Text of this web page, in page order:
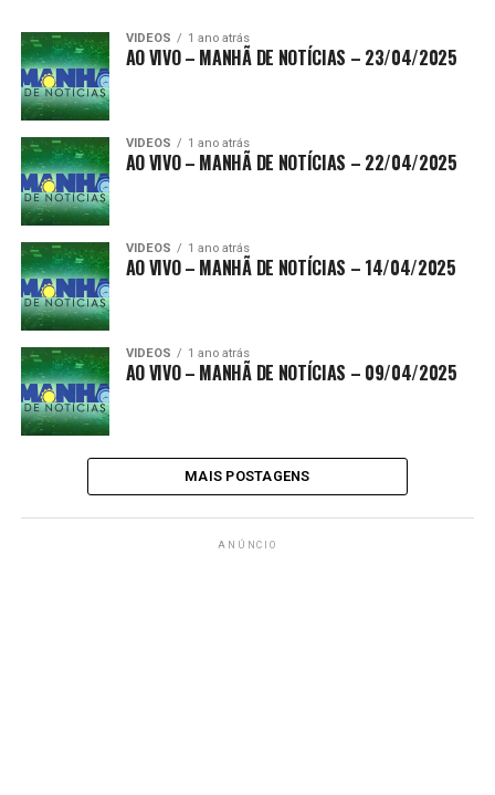
VIDEOS 1 ano atrás
AO VIVO – MANHÃ DE NOTÍCIAS – 23/04/2025
VIDEOS 1 ano atrás
AO VIVO – MANHÃ DE NOTÍCIAS – 22/04/2025
VIDEOS 1 ano atrás
AO VIVO – MANHÃ DE NOTÍCIAS – 14/04/2025
VIDEOS 1 ano atrás
AO VIVO – MANHÃ DE NOTÍCIAS – 09/04/2025
MAIS POSTAGENS
ANÚNCIO